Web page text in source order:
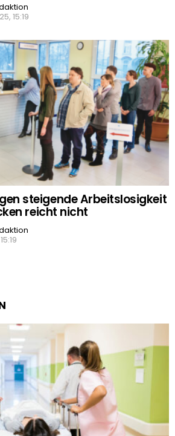
15:19
steigende Arbeitslosigkeit
reicht nicht